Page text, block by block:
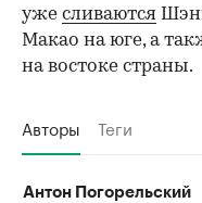
уже сливаются
Макао на юге, а
на востоке страны.
Авторы Теги
Антон Погорельский